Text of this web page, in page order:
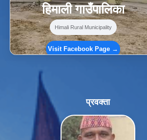
हिमाली गाउँपालिका
Himali Rural Municipality
Visit Facebook Page →
प्रवक्ता